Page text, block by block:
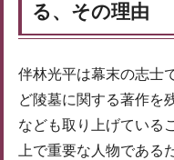
る、その理由
伴林光平は幕末の志士
ど陵墓に関する著作を
なども取り上げている
上で重要な人物である